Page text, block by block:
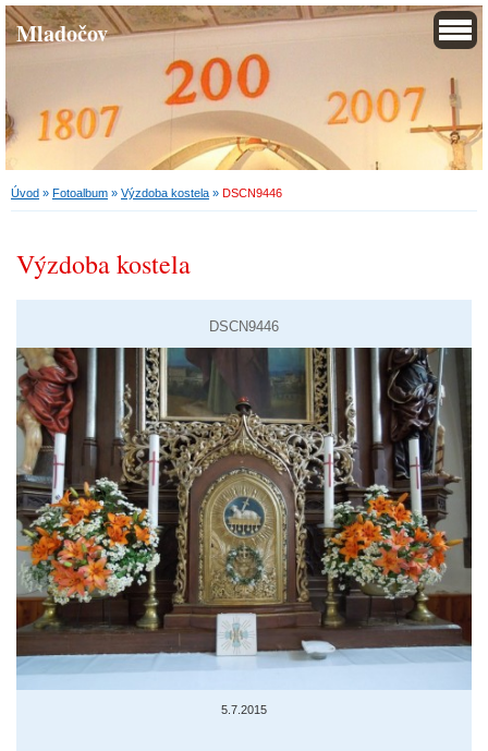
Mladočov
Úvod » Fotoalbum » Výzdoba kostela » DSCN9446
Výzdoba kostela
DSCN9446
5.7.2015